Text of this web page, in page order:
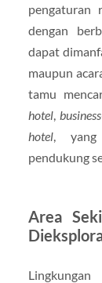
pengaturan
dengan
dapat
maupun
tamu
hotel,
hotel, yang
pendukung
Area